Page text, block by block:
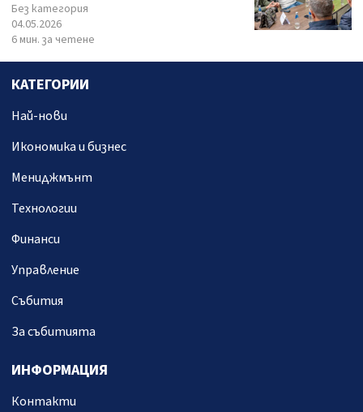
Без категория
04.05.2026
6 мин. за четене
КАТЕГОРИИ
Най-нови
Икономика и бизнес
Мениджмънт
Технологии
Финанси
Управление
Събития
За събитията
ИНФОРМАЦИЯ
Контакти